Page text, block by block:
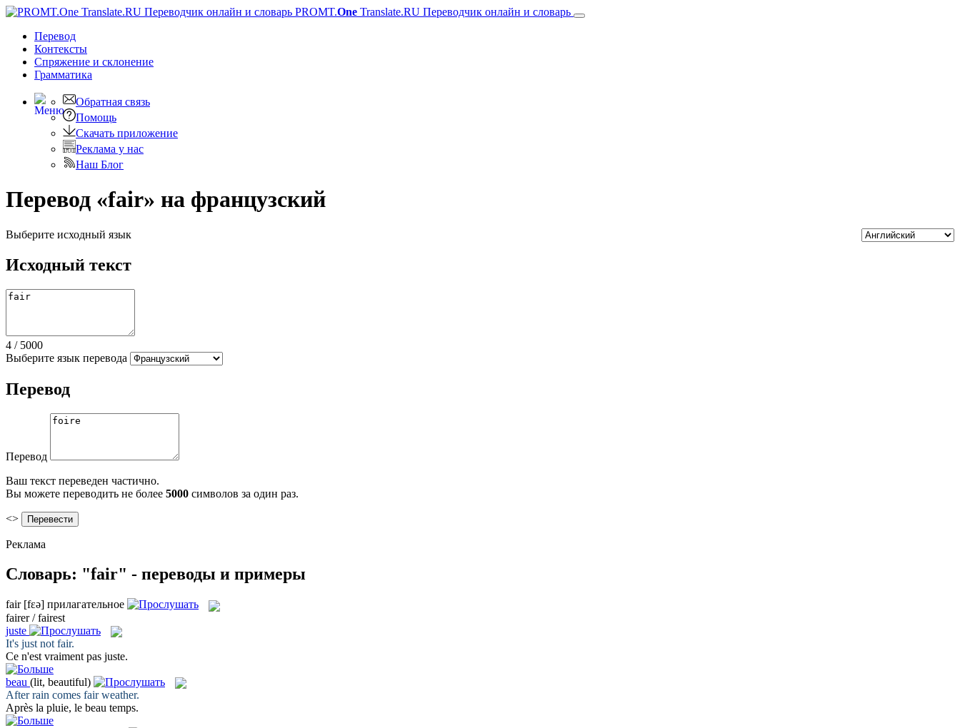
PROMT.One Translate.RU Переводчик онлайн и словарь
Перевод
Контексты
Спряжение и склонение
Грамматика
Обратная связь
Помощь
Скачать приложение
Реклама у нас
Наш Блог
Перевод «fair» на французский
Выберите исходный язык
Исходный текст
4 / 5000
Выберите язык перевода
Перевод
Перевод
Ваш текст переведен частично.
Вы можете переводить не более 5000 символов за один раз.
<>
Реклама
Словарь: "fair" - переводы и примеры
fair [fɛə] прилагательное
fairer / fairest
juste
It's just not fair.
Ce n'est vraiment pas juste.
beau (lit, beautiful)
After rain comes fairweather.
Après la pluie, le beau temps.